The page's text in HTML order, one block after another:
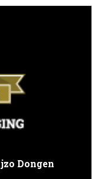
Dongen